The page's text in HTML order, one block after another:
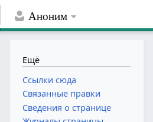
Аноним
Ещё
Ссылки сюда
Связанные правки
Сведения о странице